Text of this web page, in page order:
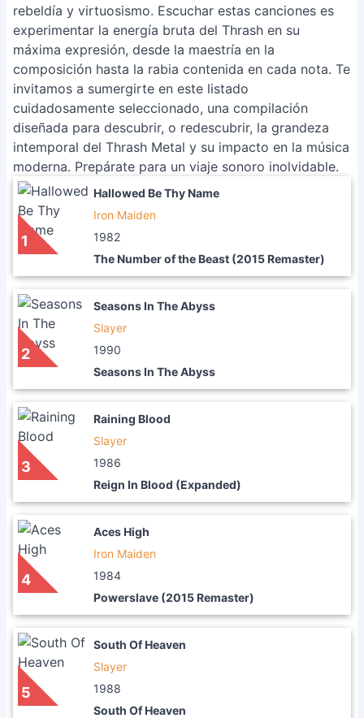
rebeldía y virtuosismo. Escuchar estas canciones es
experimentar la energía bruta del Thrash en su
máxima expresión, desde la maestría en la
composición hasta la rabia contenida en cada nota. Te
invitamos a sumergirte en este listado
cuidadosamente seleccionado, una compilación
diseñada para descubrir, o redescubrir, la grandeza
intemporal del Thrash Metal y su impacto en la música
moderna. Prepárate para un viaje sonoro inolvidable.
1
Hallowed Be Thy Name
Iron Maiden
1982
The Number of the Beast (2015 Remaster)
2
Seasons In The Abyss
Slayer
1990
Seasons In The Abyss
3
Raining Blood
Slayer
1986
Reign In Blood (Expanded)
4
Aces High
Iron Maiden
1984
Powerslave (2015 Remaster)
5
South Of Heaven
Slayer
1988
South Of Heaven